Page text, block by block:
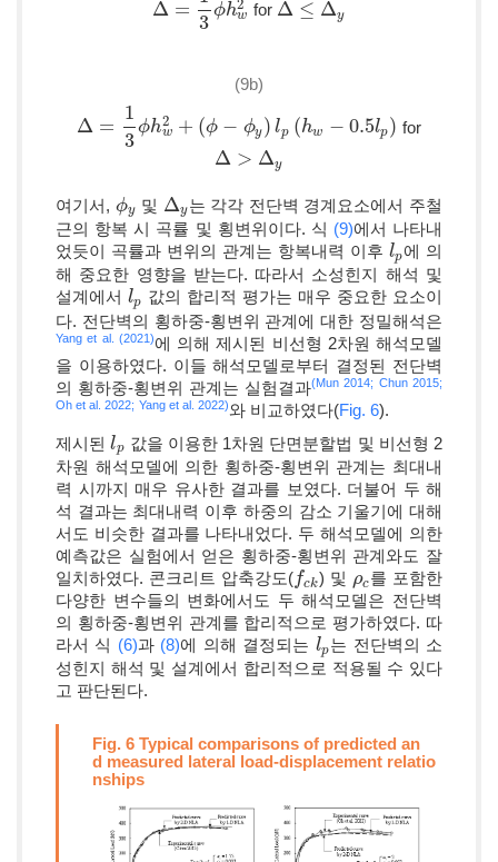
Δ =
3
ϕh2
w
Δ= 13 ϕhw2 for Δ ≤ Δy
Δ≤ Δy
(9b)
Δ =
1
3
ϕh2
w + (ϕ − ϕy ) lp (hw − 0.5lp)
Δ= 13 ϕhw2+(ϕ−ϕ y)lp(h w−0.5lp) for
Δ > Δy
Δ> Δy
여기서, ϕy
ϕy 및 Δy
Δy 는 각각 전단벽 경계요소에서 주철
근의 항복 시 곡률 및 횡변위이다. 식 (9)에서 나타내
었듯이 곡률과 변위의 관계는 항복내력 이후 lp
lp에 의
해 중요한 영향을 받는다. 따라서 소성힌지 해석 및
설계에서 lp
lp 값의 합리적 평가는 매우 중요한 요소이
다. 전단벽의 횡하중-횡변위 관계에 대한 정밀해석은
Yang et al. (2021)에 의해 제시된 비선형 2차원 해석모델
을 이용하였다. 이들 해석모델로부터 결정된 전단벽
의 횡하중-횡변위 관계는 실험결과(Mun 2014; Chun 2015;
Oh et al. 2022; Yang et al. 2022)와 비교하였다(Fig. 6).
제시된lp
lp 값을 이용한 1차원 단면분할법 및 비선형 2
차원 해석모델에 의한 횡하중-횡변위 관계는 최대내
력 시까지 매우 유사한 결과를 보였다. 더불어 두 해
석 결과는 최대내력 이후 하중의 감소 기울기에 대해
서도 비슷한 결과를 나타내었다. 두 해석모델에 의한
예측값은 실험에서 얻은 횡하중-횡변위 관계와도 잘
일치하였다. 콘크리트 압축강도(fck
fck) 및 ρc
ρc를 포함한
다양한 변수들의 변화에서도 두 해석모델은 전단벽
의 횡하중-횡변위 관계를 합리적으로 평가하였다. 따
라서 식 (6)과 (8)에 의해 결정되는 lp
lp는 전단벽의 소
성힌지 해석 및 설계에서 합리적으로 적용될 수 있다
고 판단된다.
Fig. 6 Typical comparisons of predicted an
d measured lateral load-displacement relatio
nships